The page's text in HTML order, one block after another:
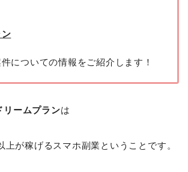
ン
についての情報をご紹介します！
リームプランは
上が稼げるスマホ副業ということです。